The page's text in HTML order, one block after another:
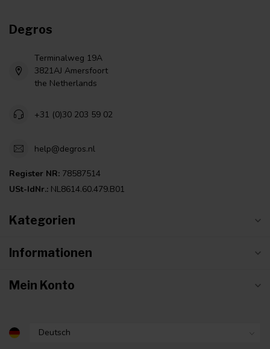
Degros
Terminalweg 19A
3821AJ Amersfoort
the Netherlands
+31 (0)30 203 59 02
help@degros.nl
Register NR: 78587514
USt-IdNr.: NL8614.60.479.B01
Kategorien
Informationen
Mein Konto